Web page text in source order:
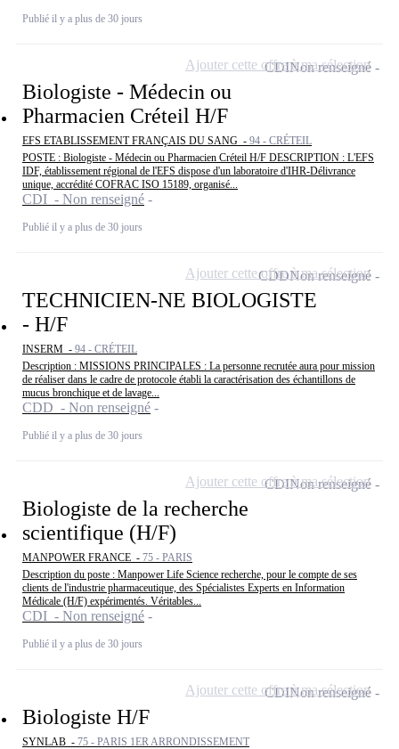
Publié il y a plus de 30 jours
Biologiste - Médecin ou
Pharmacien Créteil H/F
EFS ETABLISSEMENT FRANÇAIS DU SANG - 94 - CRÉTEIL
POSTE : Biologiste - Médecin ou Pharmacien Créteil H/F DESCRIPTION : L'EFS
IDF, établissement régional de l'EFS dispose d'un laboratoire d'IHR-Délivrance
unique, accrédité COFRAC ISO 15189, organisé...
CDI - Non renseigné
Publié il y a plus de 30 jours
CDINon renseigné
Ajouter cette offre à ma sélection
TECHNICIEN-NE BIOLOGISTE
- H/F
INSERM - 94 - CRÉTEIL
Description : MISSIONS PRINCIPALES : La personne recrutée aura pour mission
de réaliser dans le cadre de protocole établi la caractérisation des échantillons de
mucus bronchique et de lavage...
CDD - Non renseigné
Publié il y a plus de 30 jours
CDDNon renseigné
Ajouter cette offre à ma sélection
Biologiste de la recherche
scientifique (H/F)
MANPOWER FRANCE - 75 - PARIS
Description du poste : Manpower Life Science recherche, pour le compte de ses
clients de l'industrie pharmaceutique, des Spécialistes Experts en Information
Médicale (H/F) expérimentés. Véritables...
CDI - Non renseigné
Publié il y a plus de 30 jours
CDINon renseigné
Ajouter cette offre à ma sélection
Biologiste H/F
SYNLAB - 75 - PARIS 1ER ARRONDISSEMENT
CDINon renseigné
Ajouter cette offre à ma sélection